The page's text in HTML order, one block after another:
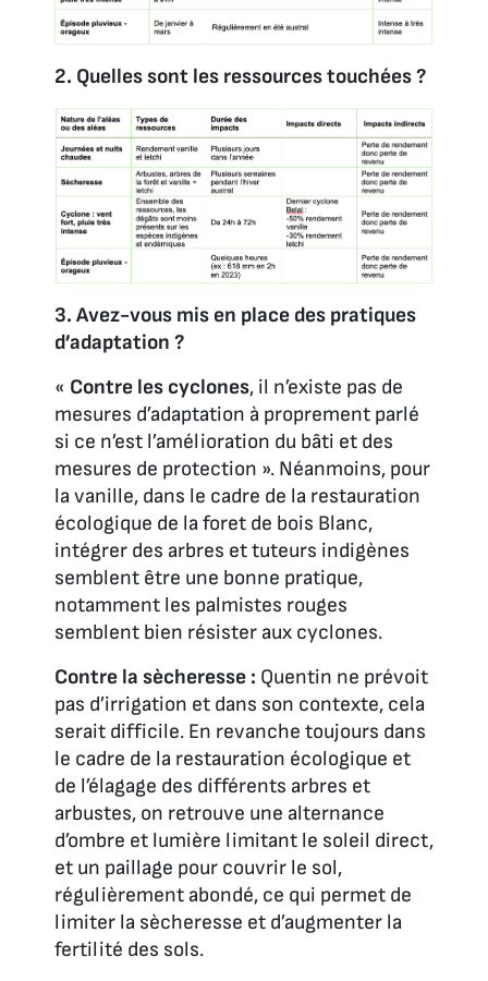
2. Quelles sont les ressources touchées ?
3. Avez-vous mis en place des pratiques
d’adaptation ?
« Contre les cyclones, il n’existe pas de
mesures d’adaptation à proprement parlé
si ce n’est l’amélioration du bâti et des
mesures de protection ». Néanmoins, pour
la vanille, dans le cadre de la restauration
écologique de la foret de bois Blanc,
intégrer des arbres et tuteurs indigènes
semblent être une bonne pratique,
notamment les palmistes rouges
semblent bien résister aux cyclones.
Contre la sècheresse : Quentin ne prévoit
pas d’irrigation et dans son contexte, cela
serait difficile. En revanche toujours dans
le cadre de la restauration écologique et
de l’élagage des différents arbres et
arbustes, on retrouve une alternance
d’ombre et lumière limitant le soleil direct,
et un paillage pour couvrir le sol,
régulièrement abondé, ce qui permet de
limiter la sècheresse et d’augmenter la
fertilité des sols.